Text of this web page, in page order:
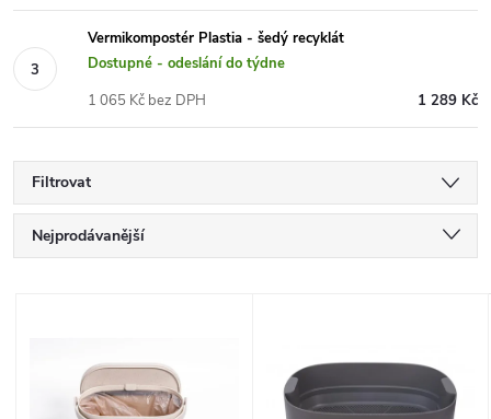
Vermikompostér Plastia - šedý recyklát
Dostupné - odeslání do týdne
1 289 Kč
1 065 Kč bez DPH
Filtrovat
Ř
Nejprodávanější
Abecedně